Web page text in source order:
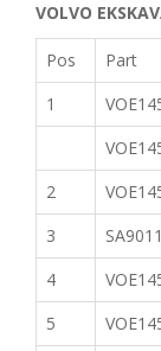
VOLVO
Pos Part
1
2
3
4
5